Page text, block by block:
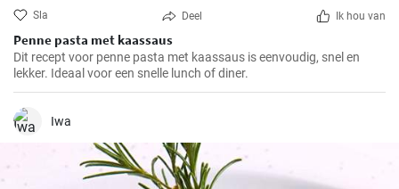
Sla Deel Ik hou van
Penne pasta met kaassaus
Dit recept voor penne pasta met kaassaus is eenvoudig, snel en
lekker. Ideaal voor een snelle lunch of diner.
Iwa